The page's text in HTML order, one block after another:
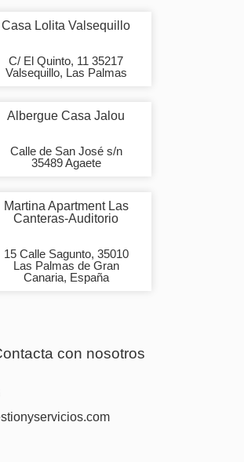
Casa Lolita Valsequillo
C/ El Quinto, 11 35217
Valsequillo, Las Palmas
Albergue Casa Jalou
Calle de San José s/n
35489 Agaete
Martina Apartment Las
Canteras-Auditorio
15 Calle Sagunto, 35010
Las Palmas de Gran
Canaria, España
con nosotros